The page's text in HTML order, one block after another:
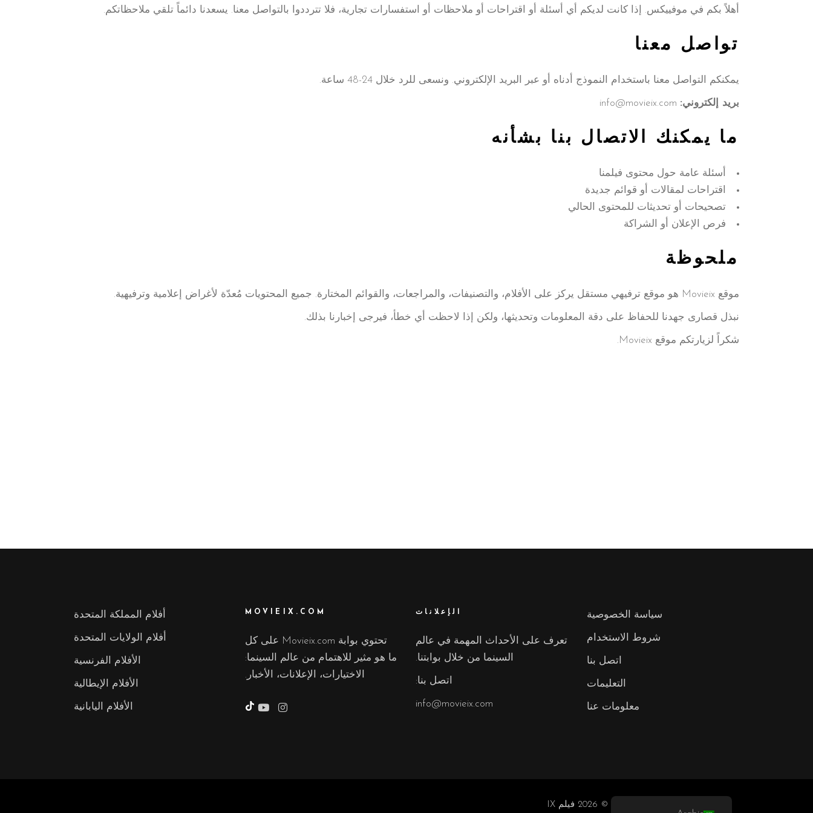
أهلاً بكم في موفييكس. إذا كانت لديكم أي أسئلة أو اقتراحات أو ملاحظات أو استفسارات تجارية، فلا تترددوا بالتواصل معنا. يسعدنا دائماً تلقي ملاحظاتكم.
تواصل معنا
يمكنكم التواصل معنا باستخدام النموذج أدناه أو عبر البريد الإلكتروني. ونسعى للرد خلال 24-48 ساعة.
بريد إلكتروني:
ما يمكنك الاتصال بنا بشأنه
أسئلة عامة حول محتوى فيلمنا
اقتراحات لمقالات أو قوائم جديدة
تصحيحات أو تحديثات للمحتوى الحالي
فرص الإعلان أو الشراكة
ملحوظة
موقع Movieix هو موقع ترفيهي مستقل يركز على الأفلام، والتصنيفات، والمراجعات، والقوائم المختارة. جميع المحتويات مُعدّة لأغراض إعلامية وترفيهية.
نبذل قصارى جهدنا للحفاظ على دقة المعلومات وتحديثها، ولكن إذا لاحظت أي خطأ، فيرجى إخبارنا بذلك.
شكراً لزيارتكم موقع Movieix.
أفلام المملكة المتحدة
أفلام الولايات المتحدة
الأفلام الفرنسية
الأفلام الإيطالية
الأفلام اليابانية
MOVIEIX.COM
تحتوي بوابة Movieix.com على كل
ما هو مثير للاهتمام من عالم السينما:
الاختيارات، الإعلانات، الأخبار.
الإعلانات
تعرف على الأحداث المهمة في عالم
السينما من خلال بوابتنا.
اتصل بنا:
info@movieix.com
سياسة الخصوصية
شروط الاستخدام
اتصل بنا
التعليمات
معلومات عنا
© 2026 فيلم IX